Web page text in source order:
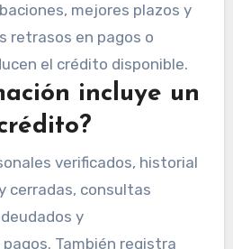
mejores plazos y
retrasos en pagos o
el crédito disponible.
incluye un
verificados, historial
cerradas, consultas
y
También registra